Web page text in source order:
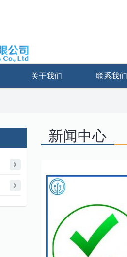
关于我们 联系我们
新闻中心